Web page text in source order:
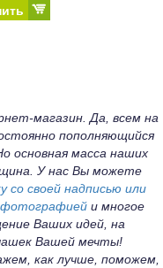
магазин. Да, всем на
пополняющийся
основная масса наших
У нас Вы можете
со своей надписью или
фотографиейи многое
Ваших идей, на
Вашей мечты!
как лучше, поможем,